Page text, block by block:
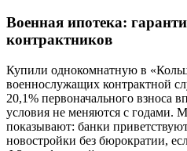
Военная ипотека:
контрактников
Купили однокомнатную в
военнослужащих контрактной
20,1% первоначального взноса
условия не меняются с годами.
показывают: банки
новостройки без бюрократии,